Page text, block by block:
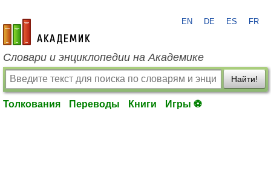
academic.ru
EN DE ES FR
Словари и энциклопедии на Академике
Найти!
Толкования Переводы Книги Игры ⚽